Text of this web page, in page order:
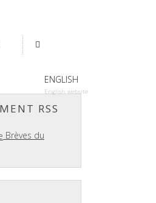
ENGLISH
English website
RSS
Brèves du